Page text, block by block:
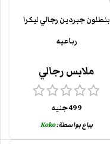
بنطلون جبردين رجالي ليكرا
رباعيه
ملابس رجالي
499جنيه
يباع بواسطة:Koko